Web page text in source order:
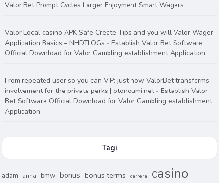
Valor Bet Prompt Cycles Larger Enjoyment Smart Wagers
Valor Local casino APK Safe Create Tips and you will Valor Wager
Application Basics – NHDTLOGs -Establish Valor Bet Software
Official Download for Valor Gambling establishment Application
From repeated user so you can VIP: just how ValorBet transforms
involvement for the private perks | otonoumi.net-Establish Valor
Bet Software Official Download for Valor Gambling establishment
Application
Tagi
adam anna bmw bonus bonus terms carrera casino